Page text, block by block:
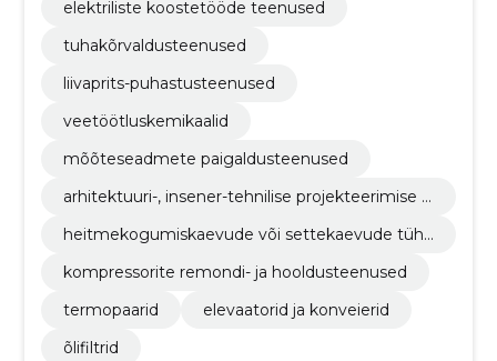
elektriliste koostetööde teenused
tuhakõrvaldusteenused
liivaprits-puhastusteenused
veetöötluskemikaalid
mõõteseadmete paigaldusteenused
arhitektuuri-, insener-tehnilise projekteerimise ja
heitmekogumiskaevude või settekaevude tühj
kompressorite remondi- ja hooldusteenused
termopaarid
elevaatorid ja konveierid
õlifiltrid